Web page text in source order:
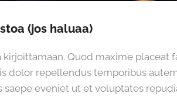
(jos haluaa)
kirjoittamaan. Quod maxime placeat
dolor repellendus temporibus
saepe eveniet ut et voluptates